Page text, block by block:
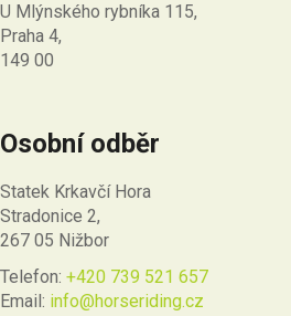
U Mlýnského rybníka 115,
Praha 4,
149 00
Osobní odběr
Statek Krkavčí Hora
Stradonice 2,
267 05 Nižbor
Telefon: +420 739 521 657
Email: info@horseriding.cz